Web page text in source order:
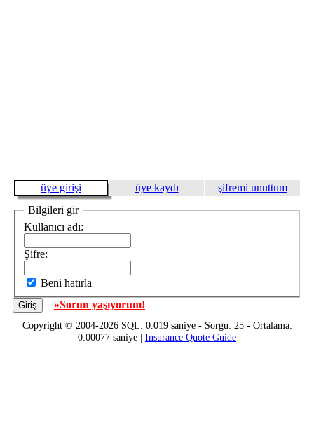
üye girişi üye kaydı
şifremi unuttum
Bilgileri gir
Kullanıcı adı:
Şifre:
Beni hatırla
»Sorun yaşıyorum!
Copyright © 2004-2026 SQL: 0.019 saniye - Sorgu: 25 - Ortalama:
0.00077 saniye | Insurance Quote Guide